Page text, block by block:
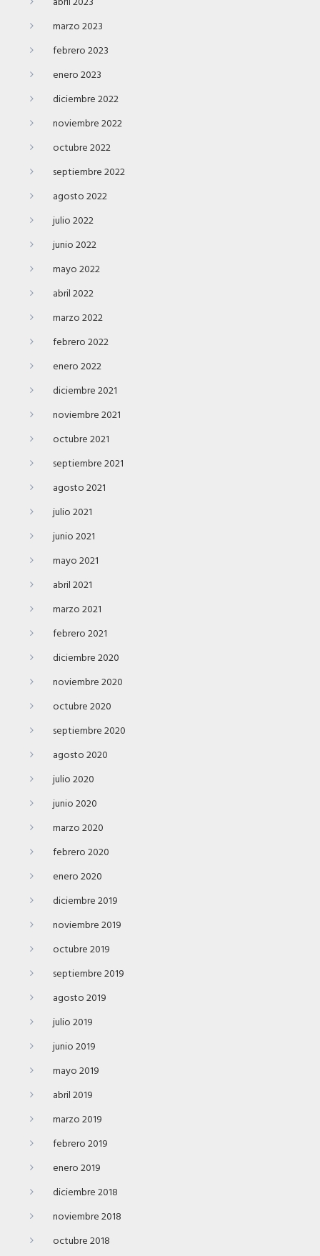
marzo 2023
febrero 2023
enero 2023
diciembre 2022
noviembre 2022
octubre 2022
septiembre 2022
agosto 2022
julio 2022
junio 2022
mayo 2022
abril 2022
marzo 2022
febrero 2022
enero 2022
diciembre 2021
noviembre 2021
octubre 2021
septiembre 2021
agosto 2021
julio 2021
junio 2021
mayo 2021
abril 2021
marzo 2021
febrero 2021
diciembre 2020
noviembre 2020
octubre 2020
septiembre 2020
agosto 2020
julio 2020
junio 2020
marzo 2020
febrero 2020
enero 2020
diciembre 2019
noviembre 2019
octubre 2019
septiembre 2019
agosto 2019
julio 2019
junio 2019
mayo 2019
abril 2019
marzo 2019
febrero 2019
enero 2019
diciembre 2018
noviembre 2018
octubre 2018